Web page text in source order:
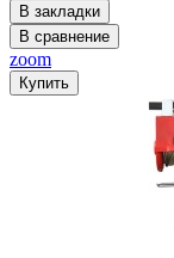
В закладки
В сравнение
zoom
Купить